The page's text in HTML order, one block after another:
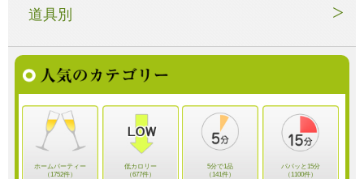
道具別
ホームパーティー
（1752件）
低カロリー
（677件）
5分で1品
（141件）
パパッと15分
（1100件）